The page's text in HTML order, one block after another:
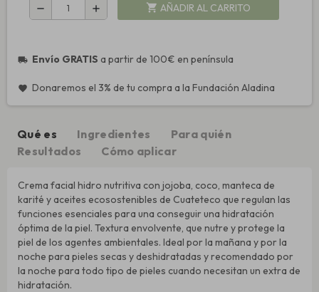
remove add shopping_cart AÑADIR AL CARRITO
local_shipping Envío GRATIS a partir de 100€ en península
favorite Donaremos el 3% de tu compra a la Fundación Aladina
Qué es Ingredientes
Para quién
Resultados
Cómo aplicar
Crema facial hidro nutritiva con jojoba, coco, manteca de
karité y aceites ecosostenibles de Cuateteco que regulan las
funciones esenciales para una conseguir una hidratación
óptima de la piel. Textura envolvente, que nutre y protege la
piel de los agentes ambientales. Ideal por la mañana y por la
noche para pieles secas y deshidratadas y recomendado por
la noche para todo tipo de pieles cuando necesitan un extra de
hidratación.